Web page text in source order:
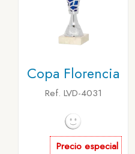
Copa Florencia
Ref. LVD-4031
Precio especial